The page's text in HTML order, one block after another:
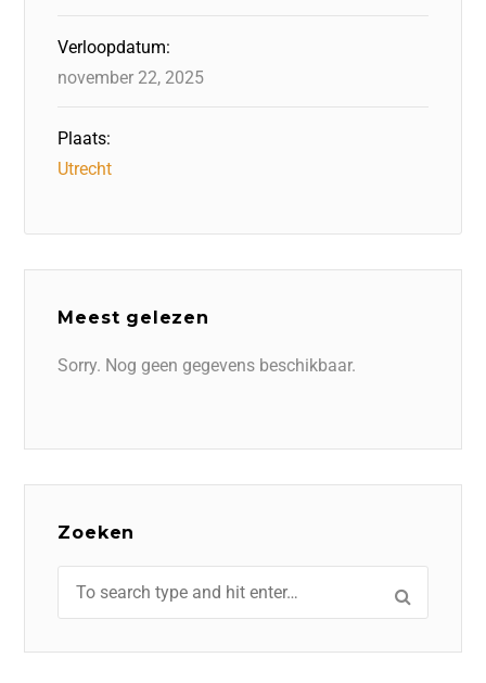
Verloopdatum:
november 22, 2025
Plaats:
Utrecht
Meest gelezen
Sorry. Nog geen gegevens beschikbaar.
Zoeken